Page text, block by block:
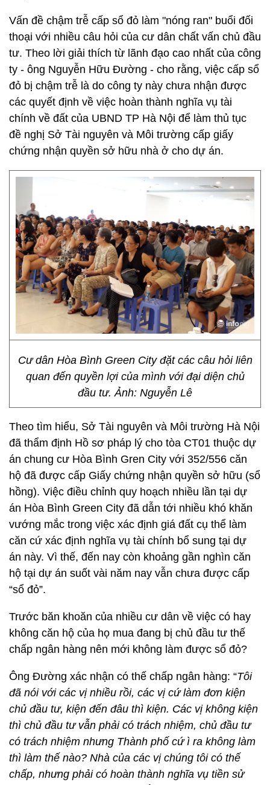
Vấn đề chậm trễ cấp sổ đỏ làm "nóng ran" buổi đối
thoại với nhiều câu hỏi của cư dân chất vấn chủ đầu
tư. Theo lời giải thích từ lãnh đạo cao nhất của công
ty - ông Nguyễn Hữu Đường - cho rằng, việc cấp sổ
đỏ bị chậm trễ là do công ty này chưa nhận được
các quyết định về việc hoàn thành nghĩa vụ tài
chính về đất của UBND TP Hà Nội để làm thủ tục
đề nghị Sở Tài nguyên và Môi trường cấp giấy
chứng nhận quyền sở hữu nhà ở cho dự án.
Cư dân Hòa Bình Green City đặt các câu hỏi liên
quan đến quyền lợi của mình với đại diện chủ
đầu tư. Ảnh: Nguyễn Lê
Theo tìm hiểu, Sở Tài nguyên và Môi trường Hà Nội
đã thẩm định Hồ sơ pháp lý cho tòa CT01 thuộc dự
án chung cư Hòa Bình Gren City với 352/556 căn
hộ đã được cấp Giấy chứng nhận quyền sở hữu (sổ
hồng). Việc điều chỉnh quy hoạch nhiều lần tại dự
án Hòa Bình Green City đã dẫn tới nhiều khó khăn
vướng mắc trong việc xác định giá đất cụ thể làm
căn cứ xác định nghĩa vụ tài chính bổ sung tại dự
án này. Vì thế, đến nay còn khoảng gần nghìn căn
hộ tại dự án suốt vài năm nay vẫn chưa được cấp
“sổ đỏ”.
Trước băn khoăn của nhiều cư dân về việc có hay
không căn hộ của họ mua đang bị chủ đầu tư thế
chấp ngân hàng nên mới không làm được sổ đỏ?
Ông Đường xác nhận có thế chấp ngân hàng: “Tôi
đã nói với các vị nhiều rồi, các vị cứ làm đơn kiện
chủ đầu tư, kiện đến đâu thì kiện. Các vị không kiện
thì chủ đầu tư vẫn phải có trách nhiệm, chủ đầu tư
có trách nhiệm nhưng Thành phố cứ ì ra không làm
thì làm thế nào? Nhà của các vị chúng tôi có thế
chấp, nhưng phải có hoàn thành nghĩa vụ tiền sử